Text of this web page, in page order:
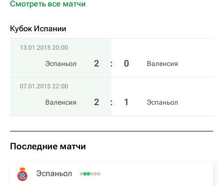
Смотреть все матчи
Кубок Испании
13.01.2015 20:00
Эспаньол 2 : 0 Валенсия
07.01.2015 22:00
Валенсия 2 : 1 Эспаньол
Последние матчи
Эспаньол